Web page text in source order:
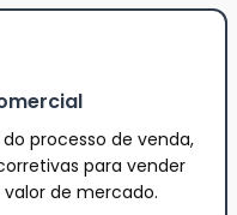
processo de venda,
para vender
de mercado.